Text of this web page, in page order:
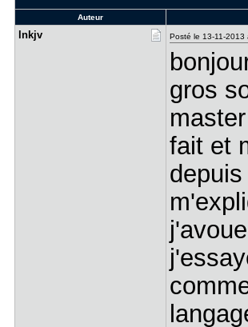
Auteur
lnkjv Posté le 13-11-2013
gros
fait et